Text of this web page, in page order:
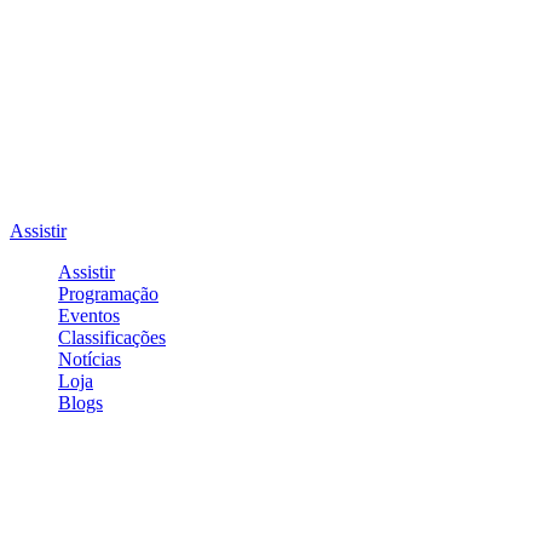
Assistir
Assistir
Programação
Eventos
Classificações
Notícias
Loja
Blogs